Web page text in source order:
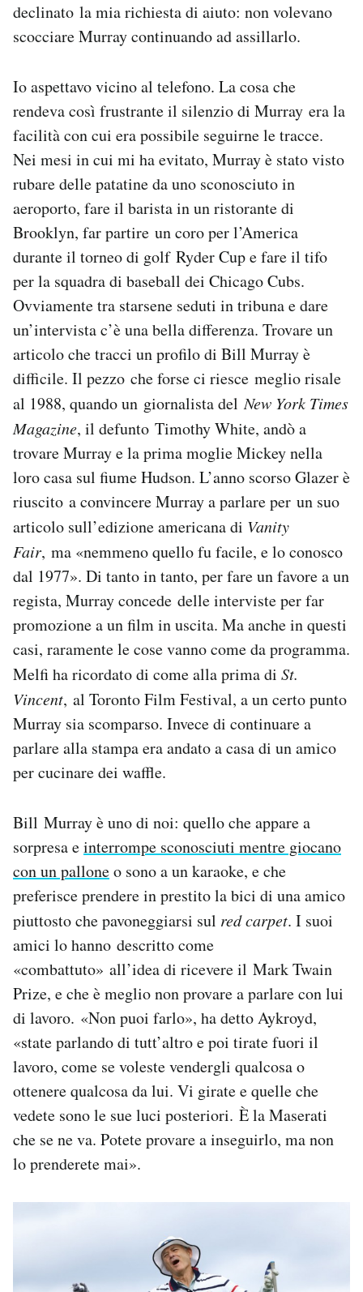
declinato la mia richiesta di aiuto: non volevano
scocciare Murray continuando ad assillarlo.
Io aspettavo vicino al telefono. La cosa che
rendeva così frustrante il silenzio di Murray era la
facilità con cui era possibile seguirne le tracce.
Nei mesi in cui mi ha evitato, Murray è stato visto
rubare delle patatine da uno sconosciuto in
aeroporto, fare il barista in un ristorante di
Brooklyn, far partire un coro per l’America
durante il torneo di golf Ryder Cup e fare il tifo
per la squadra di baseball dei Chicago Cubs.
Ovviamente tra starsene seduti in tribuna e dare
un’intervista c’è una bella differenza. Trovare un
articolo che tracci un profilo di Bill Murray è
difficile. Il pezzo che forse ci riesce meglio risale
al 1988, quando un giornalista delNew York Times
Magazine, il defunto Timothy White, andò a
trovare Murray e la prima moglie Mickey nella
loro casa sul fiume Hudson. L’anno scorso Glazer è
riuscito a convincere Murray a parlare per un suo
articolo sull’edizione americana di Vanity
Fair, ma «nemmeno quello fu facile, e lo conosco
dal 1977». Di tanto in tanto, per fare un favore a un
regista, Murray concede delle interviste per far
promozione a un film in uscita. Ma anche in questi
casi, raramente le cose vanno come da programma.
Melfi ha ricordato di come alla prima di St.
Vincent, al Toronto Film Festival, a un certo punto
Murray sia scomparso. Invece di continuare a
parlare alla stampa era andato a casa di un amico
per cucinare dei waffle.
Bill Murray è uno di noi: quello che appare a
sorpresa einterrompe sconosciuti mentre giocano
con un palloneo sono a un karaoke, e che
preferisce prendere in prestito la bici di una amico
piuttosto che pavoneggiarsi sul red carpet. I suoi
amici lo hanno descritto come
«combattuto» all’idea di ricevere il Mark Twain
Prize, e che è meglio non provare a parlare con lui
di lavoro. «Non puoi farlo», ha detto Aykroyd,
«state parlando di tutt’altro e poi tirate fuori il
lavoro, come se voleste vendergli qualcosa o
ottenere qualcosa da lui. Vi girate e quelle che
vedete sono le sue luci posteriori. È la Maserati
che se ne va. Potete provare a inseguirlo, ma non
lo prenderete mai».